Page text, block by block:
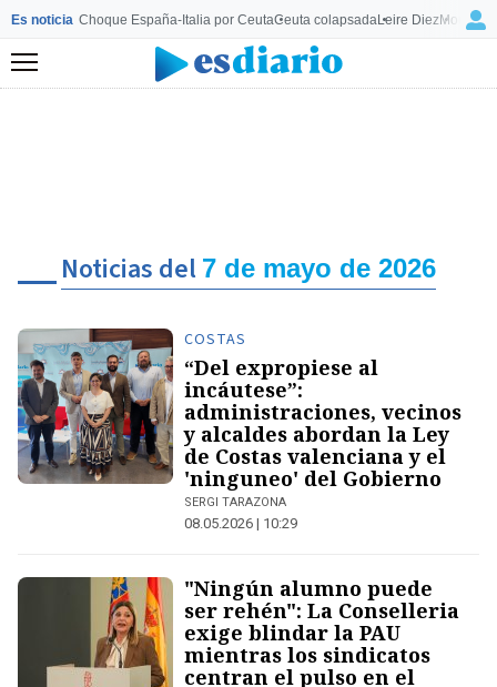
Es noticia Choque España-Italia por CeutaCeuta colapsadaLeire Diez
Menú
Noticias del 7 de mayo de 2026
COSTAS
“Del expropiese al
incáutese”:
administraciones, vecinos
y alcaldes abordan la Ley
de Costas valenciana y el
'ninguneo' del Gobierno
SERGI TARAZONA
08.05.2026 | 10:29
"Ningún alumno puede
ser rehén": La Conselleria
exige blindar la PAU
mientras los sindicatos
centran el pulso en el